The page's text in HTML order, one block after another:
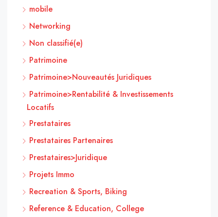
mobile
Networking
Non classifié(e)
Patrimoine
Patrimoine>Nouveautés Juridiques
Patrimoine>Rentabilité & Investissements
Locatifs
Prestataires
Prestataires Partenaires
Prestataires>Juridique
Projets Immo
Recreation & Sports, Biking
Reference & Education, College